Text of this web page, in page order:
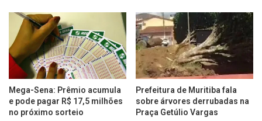
Mega-Sena: Prêmio acumula
e pode pagar R$ 17,5 milhões
no próximo sorteio
Prefeitura de Muritiba fala
sobre árvores derrubadas na
Praça Getúlio Vargas